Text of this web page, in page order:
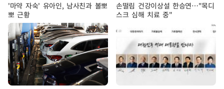
'마약 자숙' 유아인, 남사친과 볼뽀
뽀 근황
손떨림 건강이상설 한승연…"목디
스크 심해 치료 중"